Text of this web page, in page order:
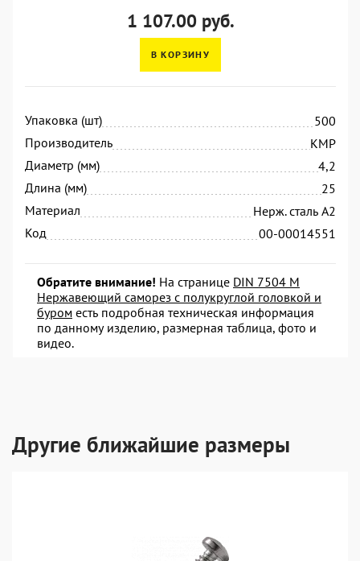
1 107.00 руб.
В КОРЗИНУ
Упаковка (шт)
500
Производитель
KMP
Диаметр (мм)
4,2
Длина (мм)
25
Материал
Нерж. сталь А2
Код
00-00014551
Обратите внимание! На странице DIN 7504 M
Нержавеющий саморез с полукруглой головкой и
буром есть подробная техническая информация
по данному изделию, размерная таблица, фото и
видео.
Другие ближайшие размеры